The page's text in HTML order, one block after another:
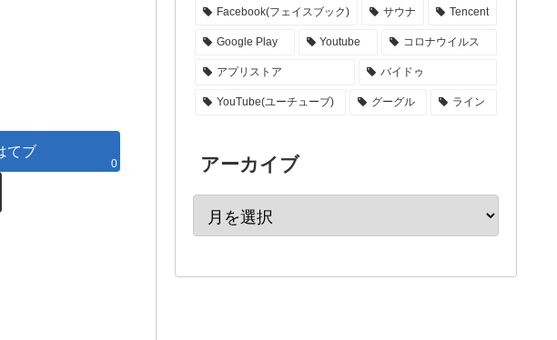
てブ
0
Facebook(フェイスブック) サウナ Tencent
Google Play Youtube コロナウイルス
アプリストア バイドゥ
YouTube(ユーチューブ) グーグル ライン
アーカイブ